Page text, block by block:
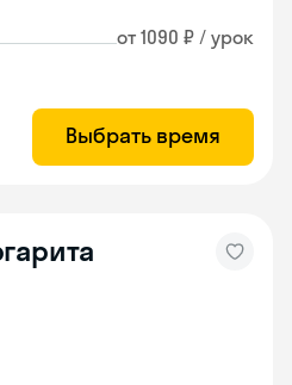
от 1090 ₽ / урок
Выбрать время